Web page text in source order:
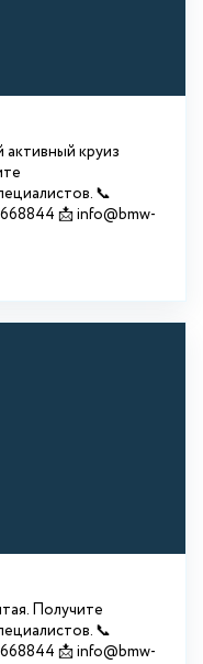
круиз
📞
📩 info@bmw-
Получите
📞
📩 info@bmw-